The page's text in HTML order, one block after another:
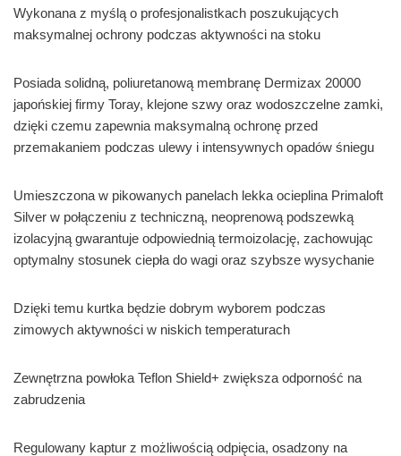
Wykonana z myślą o profesjonalistkach poszukujących
maksymalnej ochrony podczas aktywności na stoku
Posiada solidną, poliuretanową membranę Dermizax 20000
japońskiej firmy Toray, klejone szwy oraz wodoszczelne zamki,
dzięki czemu zapewnia maksymalną ochronę przed
przemakaniem podczas ulewy i intensywnych opadów śniegu
Umieszczona w pikowanych panelach lekka ocieplina Primaloft
Silver w połączeniu z techniczną, neoprenową podszewką
izolacyjną gwarantuje odpowiednią termoizolację, zachowując
optymalny stosunek ciepła do wagi oraz szybsze wysychanie
Dzięki temu kurtka będzie dobrym wyborem podczas
zimowych aktywności w niskich temperaturach
Zewnętrzna powłoka Teflon Shield+ zwiększa odporność na
zabrudzenia
Regulowany kaptur z możliwością odpięcia, osadzony na